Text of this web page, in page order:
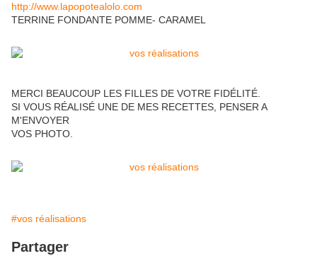
http://www.lapopotealolo.com
TERRINE FONDANTE POMME- CARAMEL
MERCI BEAUCOUP LES FILLES DE VOTRE FIDÉLITÉ.
SI VOUS RÉALISÉ UNE DE MES RECETTES, PENSER A
M'ENVOYER
VOS PHOTO.
#vos réalisations
Partager